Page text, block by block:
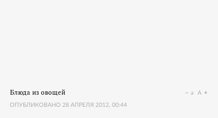
Блюда из овощей
ОПУБЛИКОВАНО 28 АПРЕЛЯ 2012, 00:44
a A